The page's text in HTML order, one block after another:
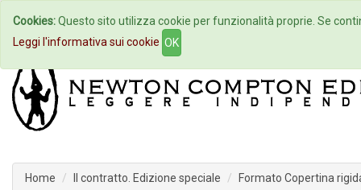
Home Autori Eventi
Home Il contratto. Edizione speciale Formato Copertina
Cookies:Questo sito utilizza cookie per funzionalità proprie. Se
Leggi l'informativa sui cookie OK